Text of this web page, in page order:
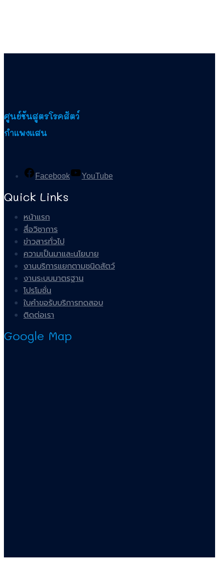
ศูนย์ชันสูตรโรคสัตว์
กำแพงแสน
Facebook YouTube
Quick Links
หน้าแรก
สื่อวิชาการ
ข่าวสารทั่วไป
ความเป็นมาและนโยบาย
งานบริการแยกตามชนิดสัตว์
งานระบบมาตรฐาน
โปรโมชั่น
ใบคำขอรับบริการทดสอบ
ติดต่อเรา
Google Map